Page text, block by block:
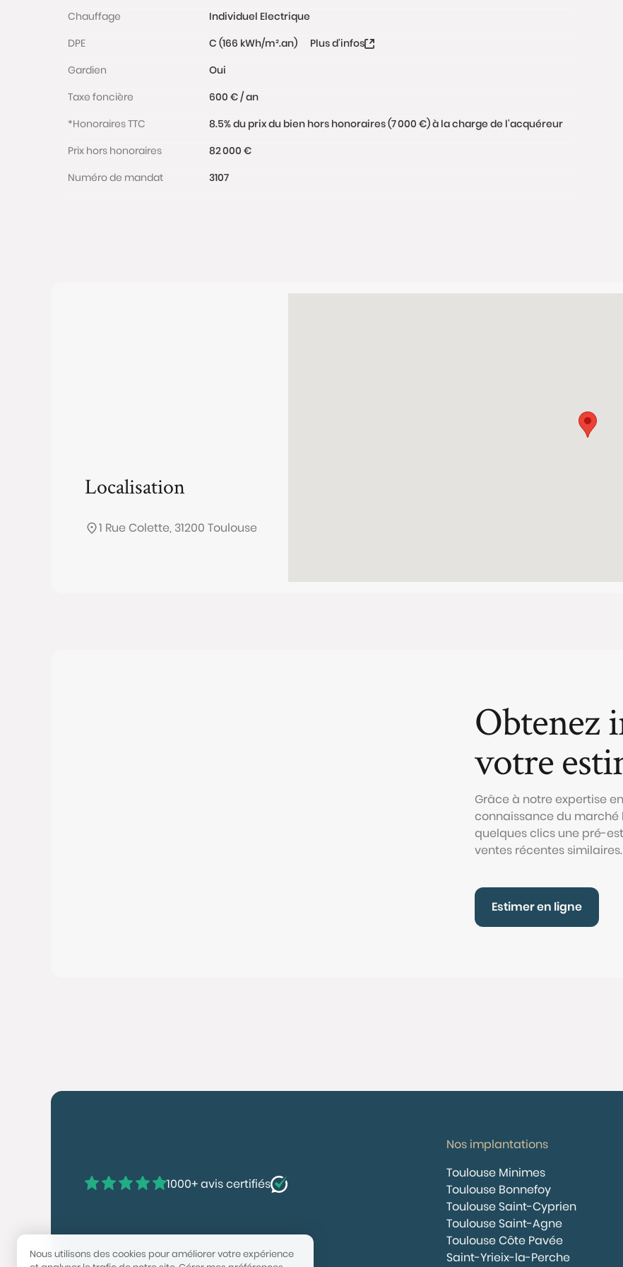
Chauffage
Individuel Electrique
DPE
C (166 kWh/m².an)
Plus d'infos
Gardien
Oui
Taxe foncière
600 € / an
*Honoraires TTC
8.5% du prix du bien hors honoraires (7 000 €) à la charge de l'acquéreur
Prix hors honoraires
82 000 €
Numéro de mandat
3107
Localisation
1 Rue Colette, 31200 Toulouse
Obtenez
votre
Grâce à notre expertise
connaissance du
quelques clics une pré-
ventes récentes similaires.
Estimer en ligne
1000+ avis certifiés
Nos implantations
Toulouse Minimes
Toulouse Bonnefoy
Toulouse Saint-Cyprien
Toulouse Saint-Agne
Toulouse Côte Pavée
Saint-Yrieix-la-Perche
Nous utilisons des cookies pour améliorer votre expérience